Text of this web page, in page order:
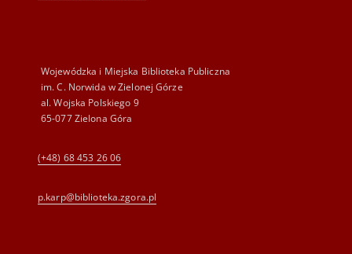
Wojewódzka i Miejska Biblioteka Publiczna
im. C. Norwida w Zielonej Górze
al. Wojska Polskiego 9
65-077 Zielona Góra
(+48) 68 453 26 06
p.karp@biblioteka.zgora.pl